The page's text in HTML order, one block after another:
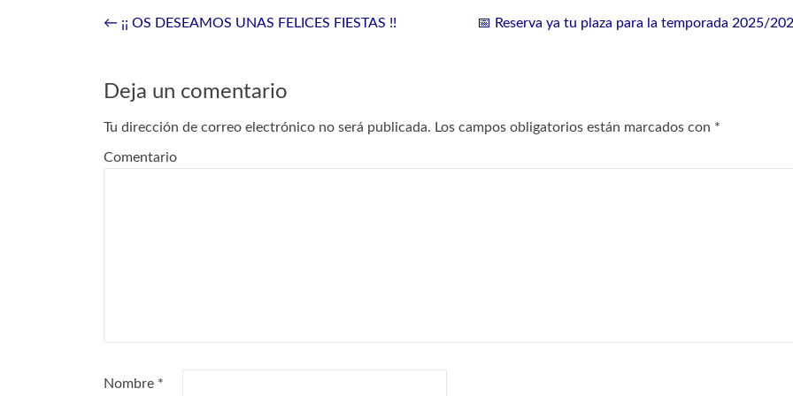
Navegación de entradas
← ¡¡ OS DESEAMOS UNAS FELICES FIESTAS !!
📅 Reserva ya tu plaza para la temporada 2025/
Deja un comentario
Tu dirección de correo electrónico no será publicada. Los campos obligatorios están marcados con *
Comentario
Nombre *